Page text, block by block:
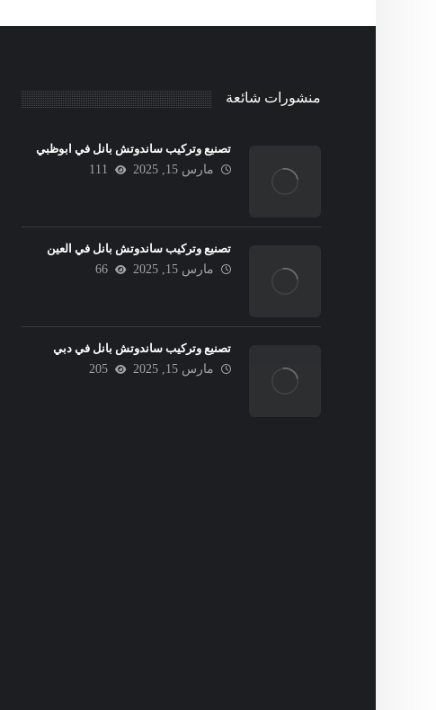
منشورات شائعة
تصنيع وتركيب ساندوتش بانل في ابوظبي
مارس 15, 2025
111
تصنيع وتركيب ساندوتش بانل في العين
مارس 15, 2025
66
تصنيع وتركيب ساندوتش بانل في دبي
مارس 15, 2025
205